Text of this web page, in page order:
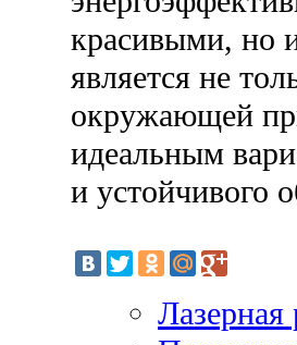
красивыми, но
является не
окружающей
идеальным
и устойчивого
Лазерная